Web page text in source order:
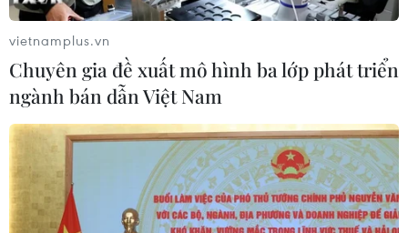
vietnamplus.vn
Chuyên gia đề xuất mô hình ba lớp phát triển
ngành bán dẫn Việt Nam